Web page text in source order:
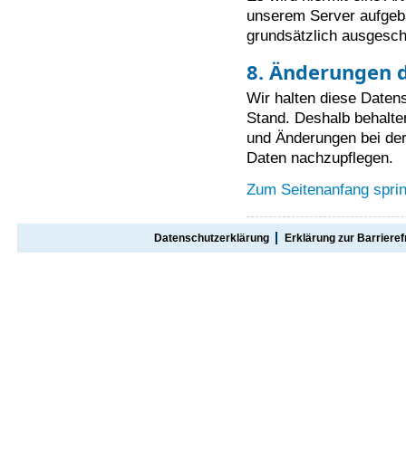
unserem Server
grundsätzlich
8. Änderungen
Wir halten diese
Stand. Deshalb
und Änderungen bei
Daten nachzupflegen.
Zum Seitenanfang
Datenschutzerklärung Erklärung zur